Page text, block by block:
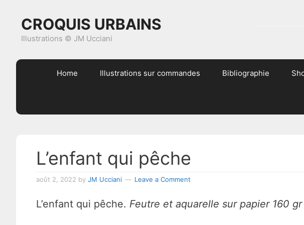
primary
content
primary
footer
CROQUIS URBAINS
Illustrations © JM Ucciani
Home Illustrations sur commandes Bibliographie
L’enfant qui pêche
août 2, 2022 by JM Ucciani Leave a Comment
L’enfant qui pêche. Feutre et aquarelle sur papier 160